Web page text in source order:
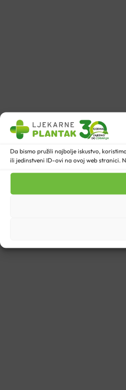
Da bismo pružili najbolje iskustvo,
ili jedinstveni ID-ovi na ovoj web stranici.